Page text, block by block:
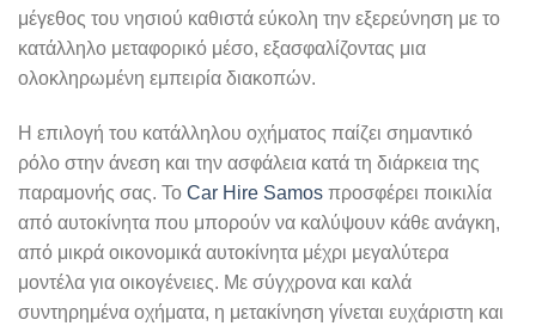
μέγεθος του νησιού καθιστά εύκολη την εξερεύνηση με το
κατάλληλο μεταφορικό μέσο, εξασφαλίζοντας μια
ολοκληρωμένη εμπειρία διακοπών.
Η επιλογή του κατάλληλου οχήματος παίζει σημαντικό
ρόλο στην άνεση και την ασφάλεια κατά τη διάρκεια της
παραμονής σας. Το Car Hire Samos προσφέρει ποικιλία
από αυτοκίνητα που μπορούν να καλύψουν κάθε ανάγκη,
από μικρά οικονομικά αυτοκίνητα μέχρι μεγαλύτερα
μοντέλα για οικογένειες. Με σύγχρονα και καλά
συντηρημένα οχήματα, η μετακίνηση γίνεται ευχάριστη και